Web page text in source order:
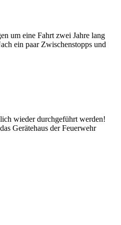
um eine Fahrt zwei Jahre lang
ein paar Zwischenstopps und
wieder durchgeführt werden!
Gerätehaus der Feuerwehr